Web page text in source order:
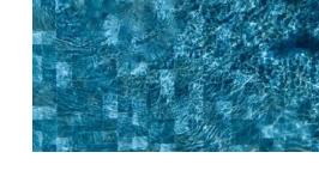
Solution
rénovation
piscine